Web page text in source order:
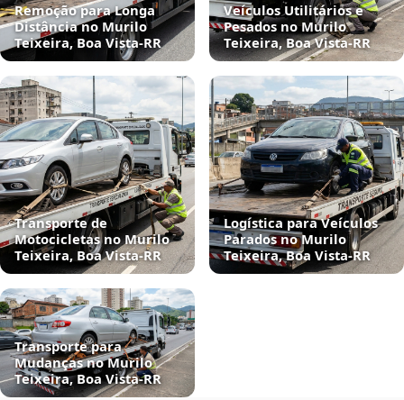
Remoção para Longa
Distância no Murilo
Teixeira, Boa Vista‑RR
Veículos Utilitários e
Pesados no Murilo
Teixeira, Boa Vista‑RR
Transporte de
Motocicletas no Murilo
Teixeira, Boa Vista‑RR
Logística para Veículos
Parados no Murilo
Teixeira, Boa Vista‑RR
Transporte para
Mudanças no Murilo
Teixeira, Boa Vista‑RR